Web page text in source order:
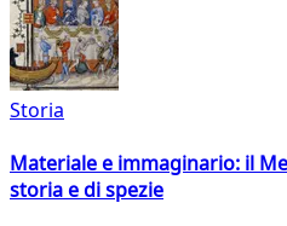
Storia
Materiale e immaginario: il
storia e di spezie